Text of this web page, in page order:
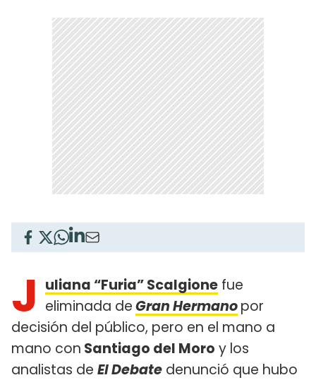
J uliana “Furia” Scalgione fue
eliminada deGran Hermanopor
decisión del público, pero en el mano a
mano con Santiago del Moro y los
analistas de El Debate denunció que hubo